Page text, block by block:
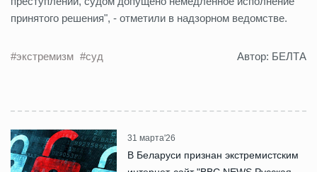
принятого решения", - отметили в надзорном ведомстве.
#экстремизм #суд Автор: БЕЛТА
31 марта'26
В Беларуси признан экстремистским